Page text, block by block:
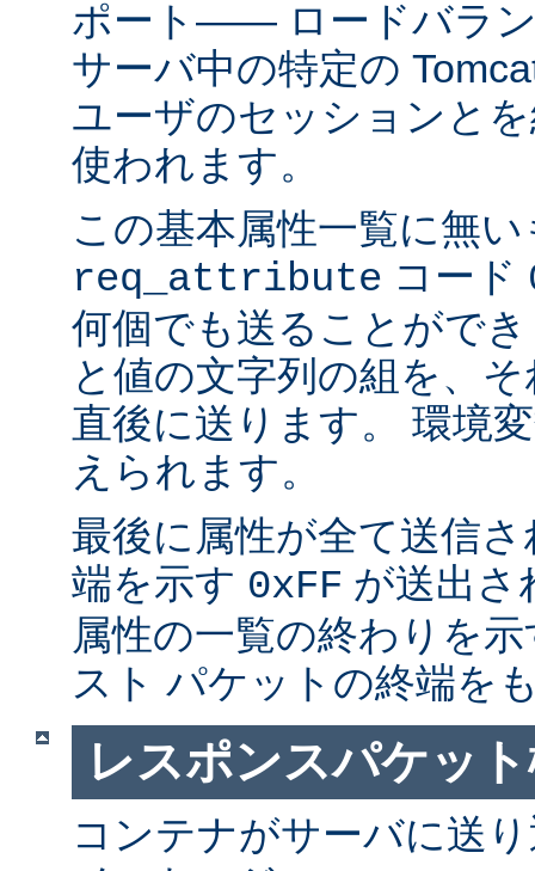
ポート―― ロードバラ
サーバ中の特定の
ユーザのセッションと
使われます。
この基本属性一覧に無
req_attribute コード
何個でも送ることがで
と値の文字列の組を、
直後に送ります。 環境
えられます。
最後に属性が全て送信
端を示す 0xFF が送出さ
属性の一覧の終わりを
スト パケットの終端を
レスポンスパケッ
コンテナがサーバに送